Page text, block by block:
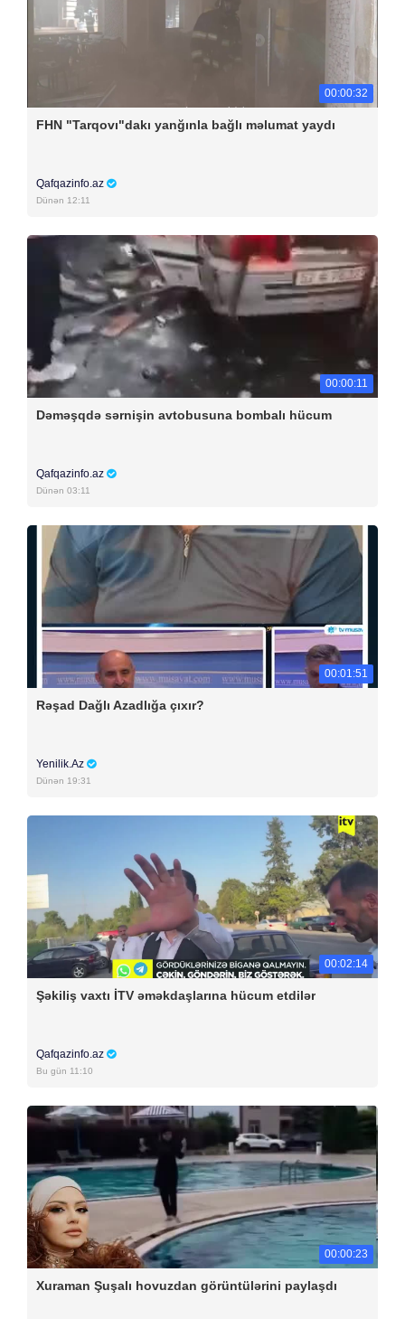
00:00:32
FHN "Tarqovı"dakı yanğınla bağlı məlumat yaydı
Qafqazinfo.az
Dünən 12:11
00:00:11
Dəməşqdə sərnişin avtobusuna bombalı hücum
Qafqazinfo.az
Dünən 03:11
00:01:51
Rəşad Dağlı Azadlığa çıxır?
Yenilik.Az
Dünən 19:31
00:02:14
Şəkiliş vaxtı İTV əməkdaşlarına hücum etdilər
Qafqazinfo.az
Bu gün 11:10
00:00:23
Xuraman Şuşalı hovuzdan görüntülərini paylaşdı